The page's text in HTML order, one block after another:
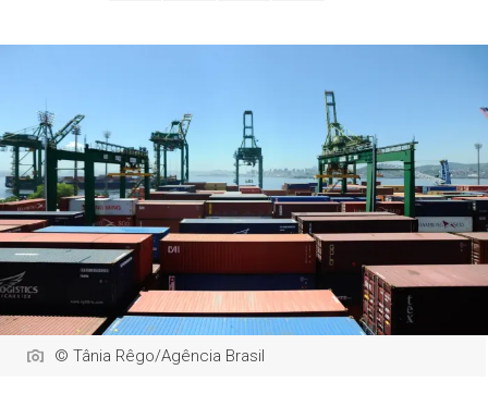
© Tânia Rêgo/Agência Brasil